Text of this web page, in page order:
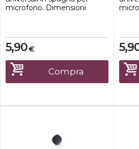
microfono. Dimensioni
Shure SM58 o simili
€
5,90
Compra